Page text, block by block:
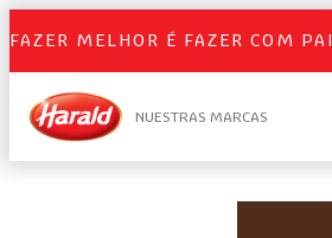
FAZER MELHOR É FAZER COM
NUESTRAS MARCAS